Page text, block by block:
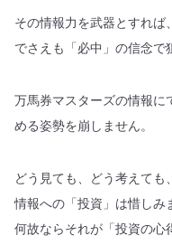
その情報力を武器とすれば
でさえも「必中」の信念で
万馬券マスターズの情報に
める姿勢を崩しません。
どう見ても、どう考えても
情報への「投資」は惜しみ
何故ならそれが「投資の心